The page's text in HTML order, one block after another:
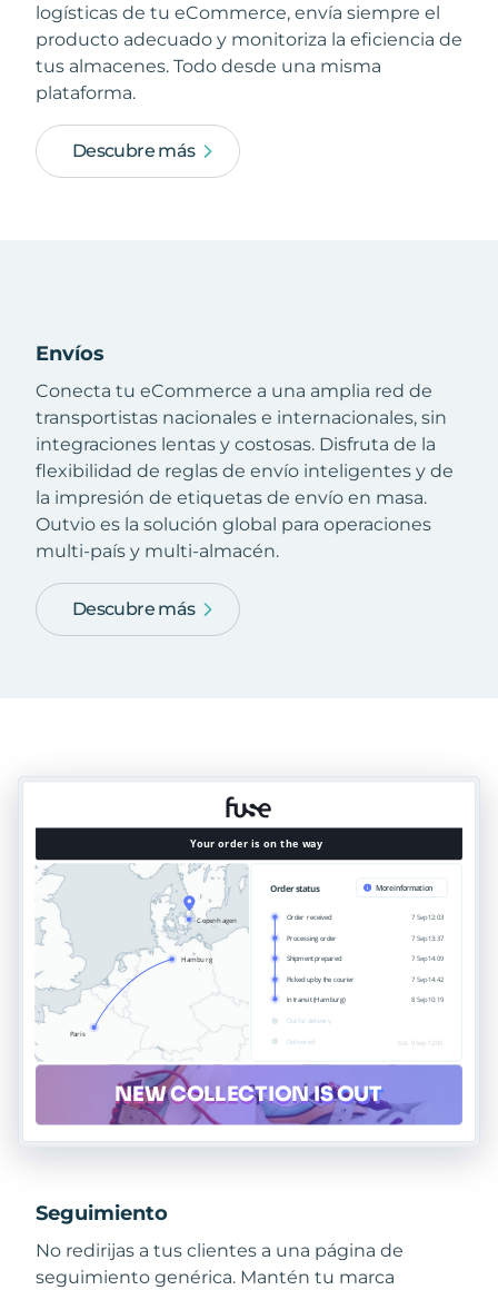
logísticas de tu eCommerce, envía siempre el
producto adecuado y monitoriza la eficiencia de
tus almacenes. Todo desde una misma
plataforma.
Descubre más
Envíos
Conecta tu eCommerce a una amplia red de
transportistas nacionales e internacionales, sin
integraciones lentas y costosas. Disfruta de la
flexibilidad de reglas de envío inteligentes y de
la impresión de etiquetas de envío en masa.
Outvio es la solución global para operaciones
multi-país y multi-almacén.
Descubre más
Seguimiento
No redirijas a tus clientes a una página de
seguimiento genérica. Mantén tu marca